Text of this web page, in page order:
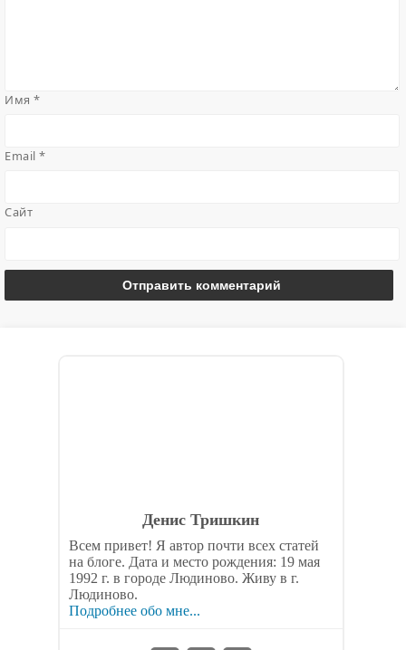
Имя*
Email*
Сайт
Денис Тришкин
Всем привет! Я автор почти всех статей
на блоге. Дата и место рождения: 19 мая
1992 г. в городе Людиново. Живу в г.
Людиново.
Подробнее обо мне...